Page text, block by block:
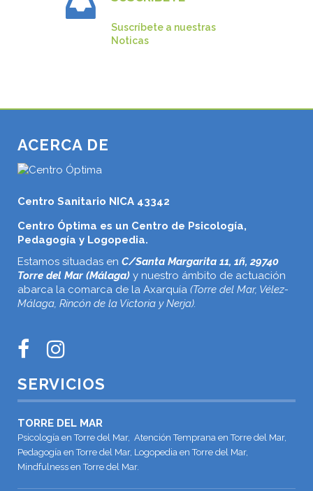
Suscríbete a nuestras
Noticas
ACERCA DE
Centro Sanitario NICA 43342
Centro Óptima es un Centro de Psicología,
Pedagogía y Logopedia.
Estamos situadas en C/Santa Margarita 11, 1ñ, 29740
Torre del Mar (Málaga) y nuestro ámbito de actuación
abarca la comarca de la Axarquía (Torre del Mar, Vélez-
Málaga, Rincón de la Victoria y Nerja).
SERVICIOS
TORRE DEL MAR
Psicología en Torre del Mar, Atención Temprana en Torre del Mar,
Pedagogía en Torre del Mar, Logopedia en Torre del Mar,
Mindfulness en Torre del Mar.